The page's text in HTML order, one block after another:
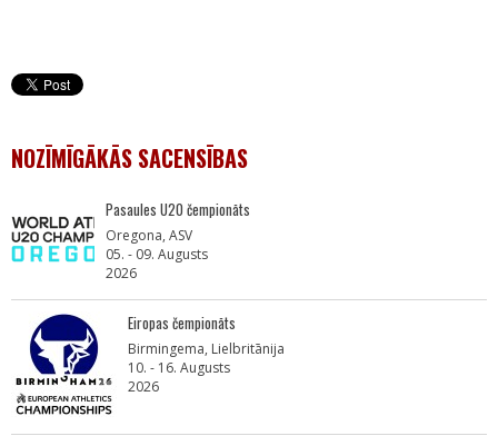
NOZĪMĪGĀKĀS SACENSĪBAS
Pasaules U20 čempionāts
Oregona, ASV
05. - 09. Augusts
2026
Eiropas čempionāts
Birmingema, Lielbritānija
10. - 16. Augusts
2026